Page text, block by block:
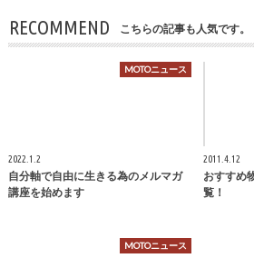
RECOMMEND こちらの記事も人気です。
MOTOニュース
2022.1.2
自分軸で自由に生きる為のメルマガ
講座を始めます
2011.4.12
おすすめ
覧！
MOTOニュース